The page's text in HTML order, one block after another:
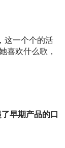
这一个个的活
喜欢什么歌，
早期产品的口